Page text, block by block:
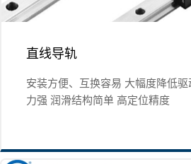
直线导轨
安装方便、互换容易 大幅度降低
力强 润滑结构简单 高定位精度